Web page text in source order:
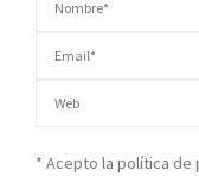
* Acepto la política